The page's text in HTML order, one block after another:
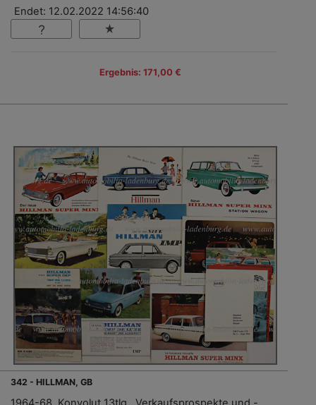
Endet: 12.02.2022 14:56:40
Ergebnis: 171,00 €
342 - HILLMAN, GB